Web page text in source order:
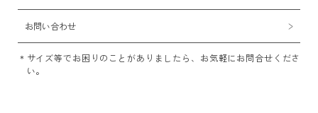
お問い合わせ
サイズ等でお困りのことがありましたら、お気軽にお問合せくださ
い。